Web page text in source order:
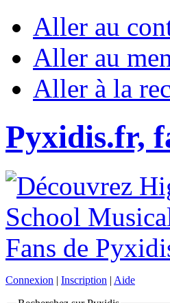
Aller au
Aller au
Aller à la
Pyxidis.fr,
Connexion | Inscription | Aide